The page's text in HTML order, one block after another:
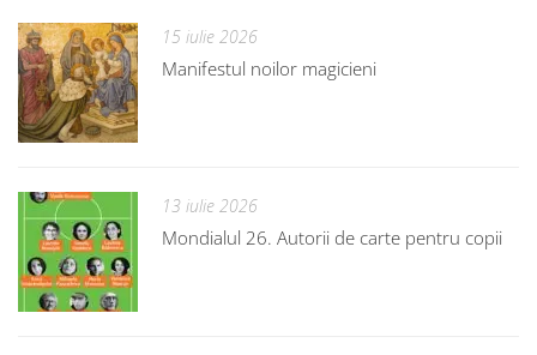
15 iulie 2026
Manifestul noilor magicieni
13 iulie 2026
Mondialul 26. Autorii de carte pentru copii